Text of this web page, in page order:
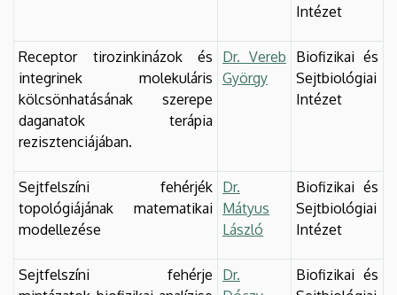
Intézet
Receptor tirozinkinázok és
integrinek molekuláris
kölcsönhatásának szerepe
daganatok terápia
rezisztenciájában.
Dr. Vereb
György
Biofizikai és
Sejtbiológiai
Intézet
Sejtfelszíni fehérjék
topológiájának matematikai
modellezése
Dr.
Mátyus
László
Biofizikai és
Sejtbiológiai
Intézet
Sejtfelszíni fehérje
Dr.
Biofizikai és